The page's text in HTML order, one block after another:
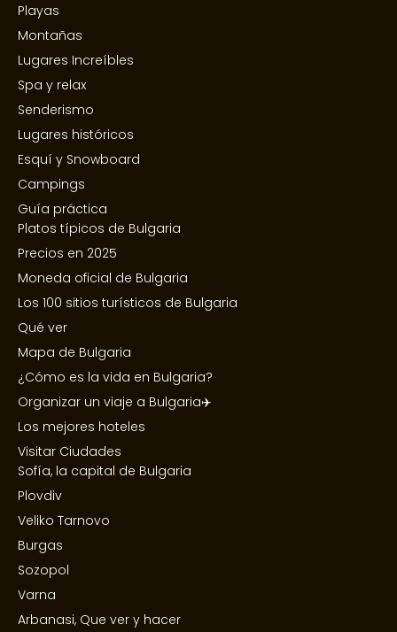
Playas
Montañas
Lugares Increíbles
Spa y relax
Senderismo
Lugares históricos
Esquí y Snowboard
Campings
Guía práctica
Platos típicos de Bulgaria
Precios en 2025
Moneda oficial de Bulgaria
Los 100 sitios turísticos de Bulgaria
Qué ver
Mapa de Bulgaria
¿Cómo es la vida en Bulgaria?
Organizar un viaje a Bulgaria✈️
Los mejores hoteles
Visitar Ciudades
Sofía, la capital de Bulgaria
Plovdiv
Veliko Tarnovo
Burgas
Sozopol
Varna
Arbanasi, Que ver y hacer